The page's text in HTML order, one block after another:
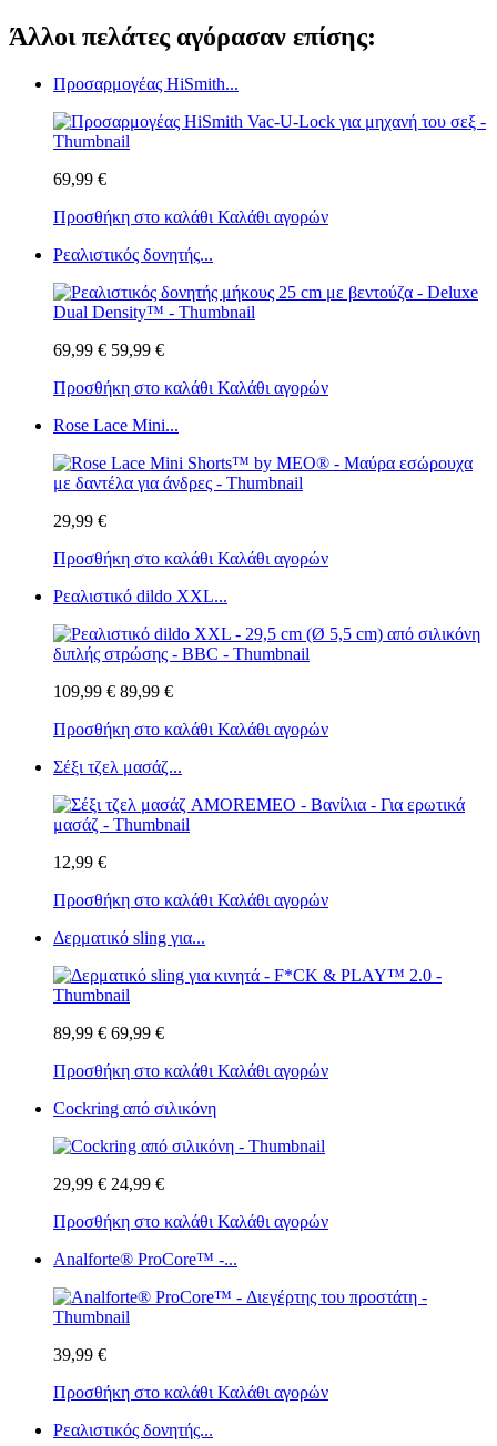
Άλλοι πελάτες αγόρασαν επίσης:
Προσαρμογέας HiSmith...
69,99 €
Προσθήκη στο καλάθι Καλάθι αγορών
Ρεαλιστικός δονητής...
69,99 € 59,99 €
Προσθήκη στο καλάθι Καλάθι αγορών
Rose Lace Mini...
29,99 €
Προσθήκη στο καλάθι Καλάθι αγορών
Ρεαλιστικό dildo XXL...
109,99 € 89,99 €
Προσθήκη στο καλάθι Καλάθι αγορών
Σέξι τζελ μασάζ...
12,99 €
Προσθήκη στο καλάθι Καλάθι αγορών
Δερματικό sling για...
89,99 € 69,99 €
Προσθήκη στο καλάθι Καλάθι αγορών
Cockring από σιλικόνη
29,99 € 24,99 €
Προσθήκη στο καλάθι Καλάθι αγορών
Analforte® ProCore™ -...
39,99 €
Προσθήκη στο καλάθι Καλάθι αγορών
Ρεαλιστικός δονητής...